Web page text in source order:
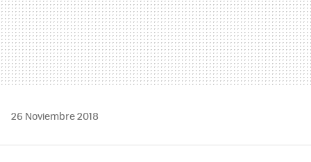
26 Noviembre 2018